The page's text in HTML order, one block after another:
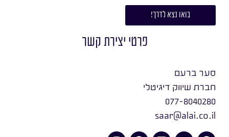
בואו נצא לדרך!
פרטי יצירת קשר
סער ברעם
חברת שיווק דיגיטלי
077-8040280
saar@alai.co.il